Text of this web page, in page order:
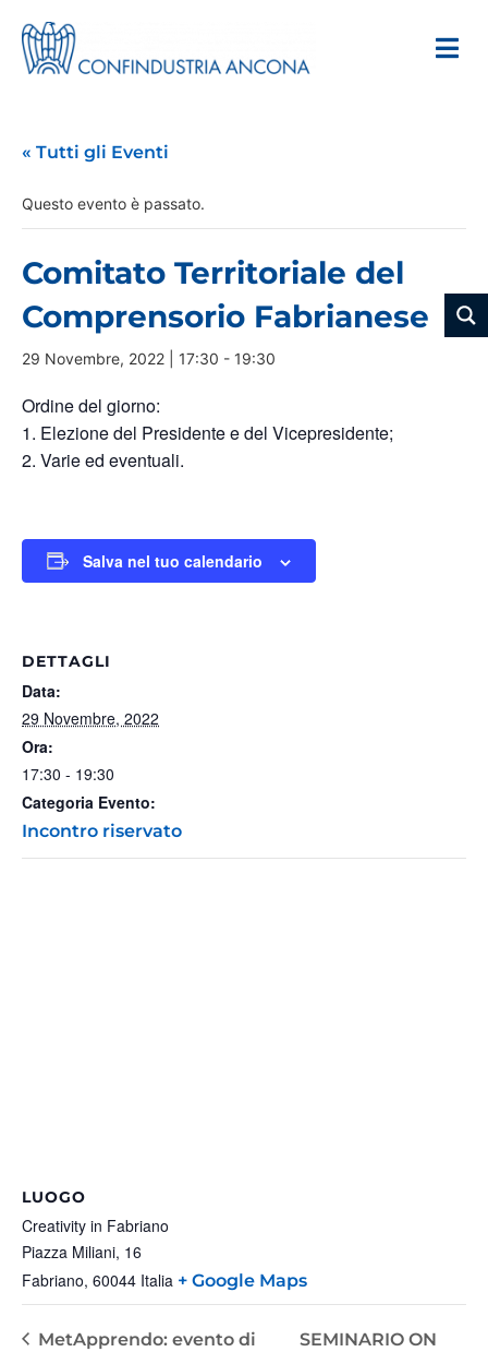
« Tutti gli Eventi
Questo evento è passato.
Comitato Territoriale del
Comprensorio Fabrianese
29 Novembre, 2022 | 17:30 - 19:30
Ordine del giorno:
1. Elezione del Presidente e del Vicepresidente;
​​​​​​​2. Varie ed eventuali.
Salva nel tuo calendario
DETTAGLI
Data:
29 Novembre, 2022
Ora:
17:30 - 19:30
Categoria Evento:
Incontro riservato
LUOGO
Creativity in Fabriano
Piazza Miliani, 16
Fabriano, 60044 Italia + Google Maps
MetApprendo: evento di
SEMINARIO ON